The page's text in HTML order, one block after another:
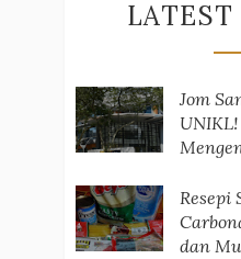
LATEST
Jom
Resepi
dan